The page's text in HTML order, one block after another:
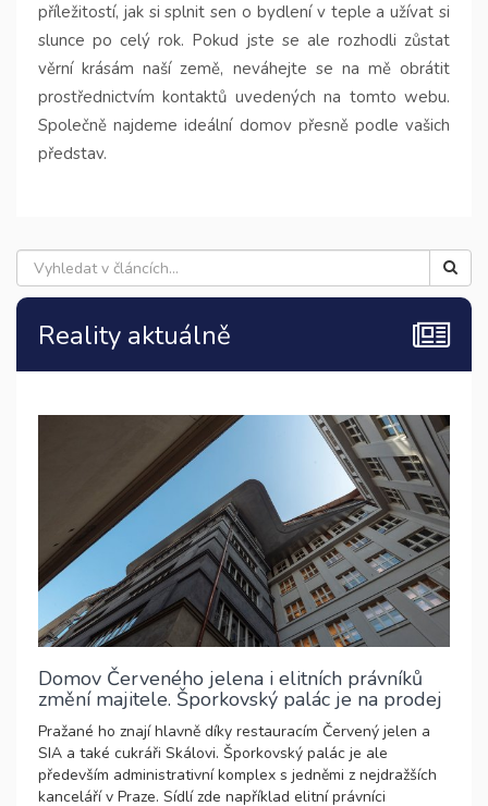
příležitostí, jak si splnit sen o bydlení v teple a užívat si
slunce po celý rok. Pokud jste se ale rozhodli zůstat
věrní krásám naší země, neváhejte se na mě obrátit
prostřednictvím kontaktů uvedených na tomto webu.
Společně najdeme ideální domov přesně podle vašich
představ.
Reality aktuálně
Domov Červeného jelena i elitních právníků
změní majitele. Šporkovský palác je na prodej
Pražané ho znají hlavně díky restauracím Červený jelen a
SIA a také cukráři Skálovi. Šporkovský palác je ale
především administrativní komplex s jedněmi z nejdražších
kanceláří v Praze. Sídlí zde například elitní právníci